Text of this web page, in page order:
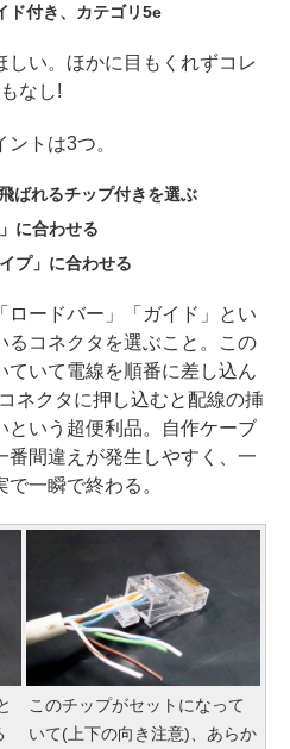
ド付き、カテゴリ5e
しい。ほかに目もくれずコレ
なし!
トは3つ。
ばれるチップ付きを選ぶ
に合わせる
プ」に合わせる
ードバー」「ガイド」とい
るコネクタを選ぶこと。この
ていて電線を順番に差し込ん
ネクタに押し込むと配線の挿
という超便利品。自作ケーブ
番間違えが発生しやすく、一
一瞬で終わる。
このチップがセットになって
いて(上下の向き注意)、あらか